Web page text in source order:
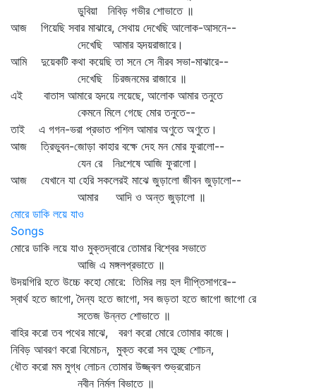
ডুবিয়া নিবিড় গভীর শোভাতে ॥
আজ গিয়েছি সবার মাঝারে, সেথায় দেখেছি আলোক-আসনে--
দেখেছি আমার হৃদয়রাজারে।
আমি দুয়েকটি কথা কয়েছি তা সনে সে নীরব সভা-মাঝারে--
দেখেছি চিরজনমের রাজারে ॥
এই বাতাস আমারে হৃদয়ে লয়েছে, আলোক আমার তনুতে
কেমনে মিলে গেছে মোর তনুতে--
তাই এ গগন-ভরা প্রভাত পশিল আমার অণুতে অণুতে।
আজ ত্রিভুবন-জোড়া কাহার বক্ষে দেহ মন মোর ফুরালো--
যেন রে নিঃশেষে আজি ফুরালো।
আজ যেখানে যা হেরি সকলেরই মাঝে জুড়ালো জীবন জুড়ালো--
আমার আদি ও অন্ত জুড়ালো ॥
মোরে ডাকি লয়ে যাও
Songs
মোরে ডাকি লয়ে যাও মুক্তদ্বারে তোমার বিশ্বের সভাতে
আজি এ মঙ্গলপ্রভাতে ॥
উদয়গিরি হতে উচ্চে কহো মোরে: তিমির লয় হল দীপ্তিসাগরে--
স্বার্থ হতে জাগো, দৈন্য হতে জাগো, সব জড়তা হতে জাগো জাগো রে
সতেজ উন্নত শোভাতে ॥
বাহির করো তব পথের মাঝে, বরণ করো মোরে তোমার কাজে।
নিবিড় আবরণ করো বিমোচন, মুক্ত করো সব তুচ্ছ শোচন,
ধৌত করো মম মুগ্ধ লোচন তোমার উজ্জ্বল শুভ্ররোচন
নবীন নির্মল বিভাতে ॥